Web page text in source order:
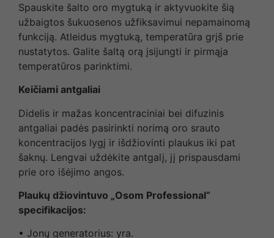
Spauskite šalto oro mygtuką ir aktyvuokite šią
užbaigtos šukuosenos užfiksavimui nepamainomą
funkciją. Atleidus mygtuką, temperatūra grįš prie
nustatytos. Galite šaltą orą įsijungti ir pirmąja
temperatūros parinktimi.
Keičiami antgaliai
Didelis ir mažas koncentraciniai bei difuzinis
antgaliai padės pasirinkti norimą oro srauto
koncentracijos lygį ir išdžiovinti plaukus iki pat
šaknų. Lengvai uždėkite antgalį, jį prispausdami
prie oro išėjimo angos.
Plaukų džiovintuvo „Osom Professional“
specifikacijos:
• Jonų generatorius: yra.